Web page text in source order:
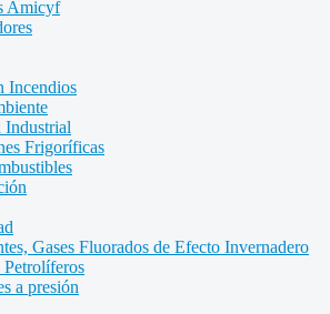
Amicyf
Incendios
Industrial
Frigoríficas
Gases Fluorados de Efecto Invernadero
Petrolíferos
a presión